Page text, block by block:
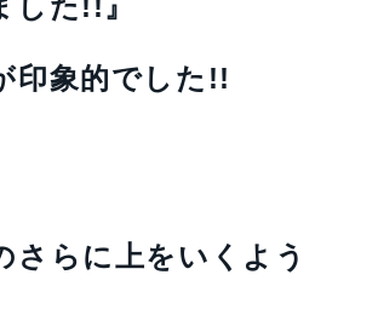
した!!』
印象的でした!!
さらに上をいくよう